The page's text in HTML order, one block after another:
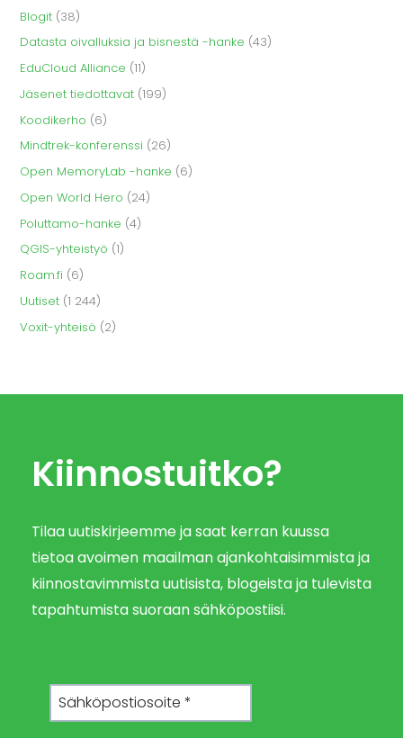
Blogit (38)
Datasta oivalluksia ja bisnestä -hanke (43)
EduCloud Alliance (11)
Jäsenet tiedottavat (199)
Koodikerho (6)
Mindtrek-konferenssi (26)
Open MemoryLab -hanke (6)
Open World Hero (24)
Poluttamo-hanke (4)
QGIS-yhteistyö (1)
Roam.fi (6)
Uutiset (1 244)
Voxit-yhteisö (2)
Kiinnostuitko?
Tilaa uutiskirjeemme ja saat kerran kuussa
tietoa avoimen maailman ajankohtaisimmista ja
kiinnostavimmista uutisista, blogeista ja tulevista
tapahtumista suoraan sähköpostiisi.